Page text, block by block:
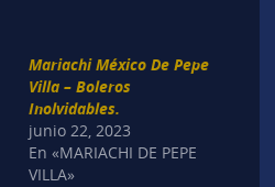
Mariachi México De Pepe
Villa – Boleros
Inolvidables.
junio 22, 2023
En «MARIACHI DE PEPE
VILLA»